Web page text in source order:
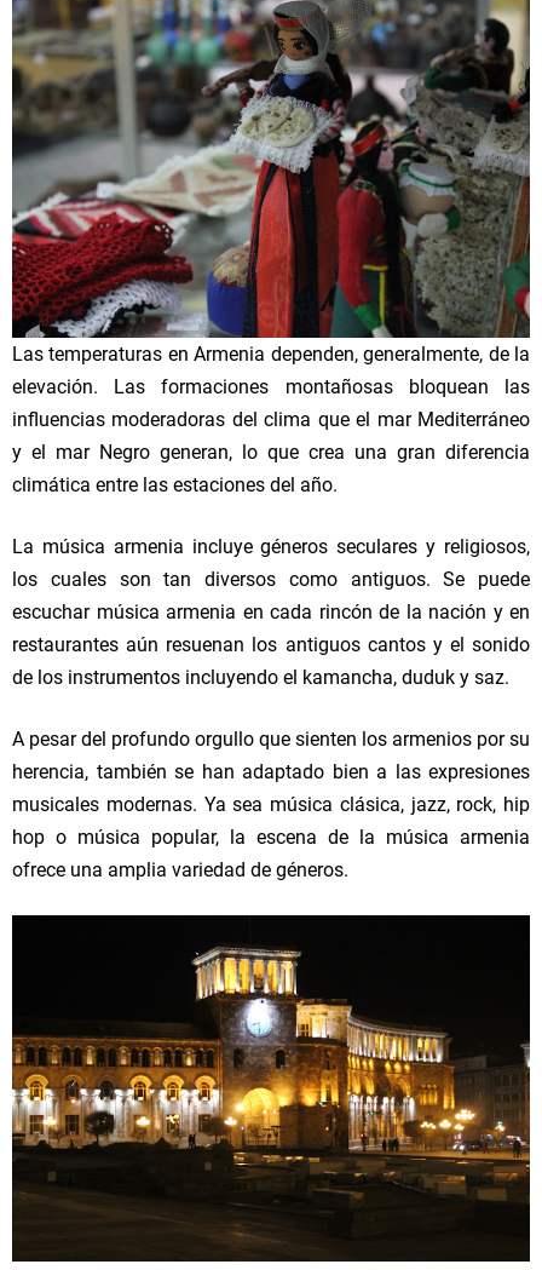
Las temperaturas en Armenia dependen, generalmente, de la
elevación. Las formaciones montañosas bloquean las
influencias moderadoras del clima que el mar Mediterráneo
y el mar Negro generan, lo que crea una gran diferencia
climática entre las estaciones del año.
La música armenia incluye géneros seculares y religiosos,
los cuales son tan diversos como antiguos. Se puede
escuchar música armenia en cada rincón de la nación y en
restaurantes aún resuenan los antiguos cantos y el sonido
de los instrumentos incluyendo el kamancha, duduk y saz.
A pesar del profundo orgullo que sienten los armenios por su
herencia, también se han adaptado bien a las expresiones
musicales modernas. Ya sea música clásica, jazz, rock, hip
hop o música popular, la escena de la música armenia
ofrece una amplia variedad de géneros.